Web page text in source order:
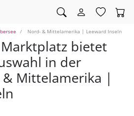
Nord- & Mittelamerika | Leeward Inseln
bietet
in der
Mittelamerika |